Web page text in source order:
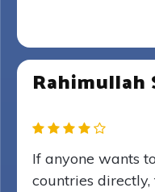
Rahimullah
If anyone wants
countries